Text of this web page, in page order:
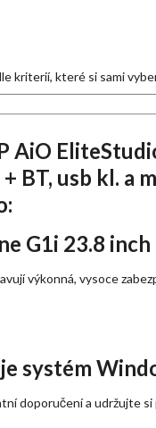
kriterií, které si sami
BT, usb kl. a
G1i 23.8
výkonná, vysoce
systém
doporučení a udržujte